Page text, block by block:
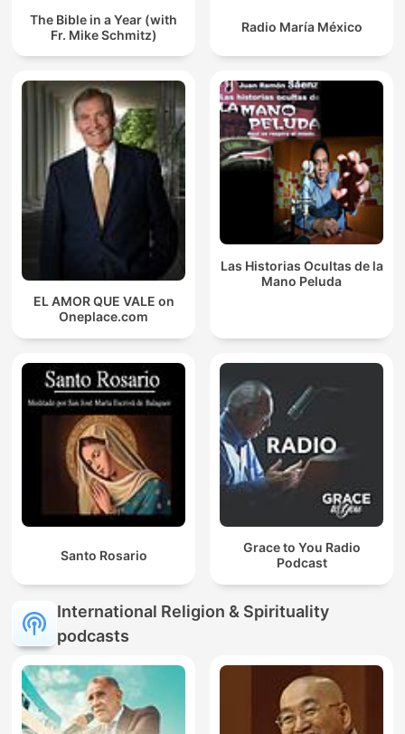
The Bible in a Year (with
Fr. Mike Schmitz)
Radio María México
EL AMOR QUE VALE on
Oneplace.com
Las Historias Ocultas de la
Mano Peluda
Santo Rosario
Grace to You Radio
Podcast
International Religion & Spirituality
podcasts